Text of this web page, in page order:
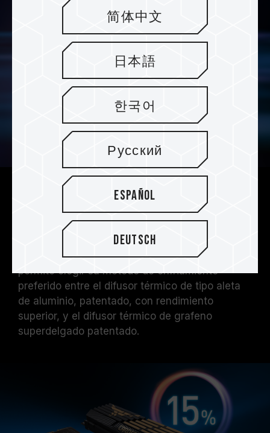
Dos tipos de difusores térmicos
patentados para elegir
Es la primera de la industria en ofrecer dos
módulos de enfriamiento patentados, lo que le
permite elegir su método de enfriamiento
preferido entre el difusor térmico de tipo aleta
de aluminio, patentado, con rendimiento
superior, y el difusor térmico de grafeno
superdelgado patentado.
简体中文
日本語
한국어
Русский
Español
Deutsch